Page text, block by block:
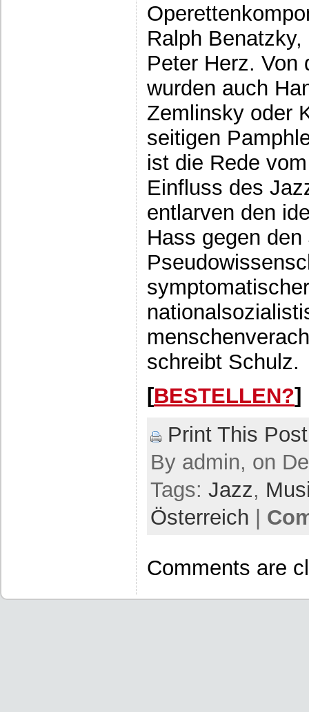
Ralph
Peter Herz. Von
wurden auch
Zemlinsky oder
seitigen
ist die Rede
Einfluss des
entlarven den
Hass gegen
schreibt Schulz.
[BESTELLEN?]
Print This Post
By admin, on
Tags: Jazz,
Österreich |
Comments are